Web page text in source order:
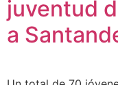
juventud
a